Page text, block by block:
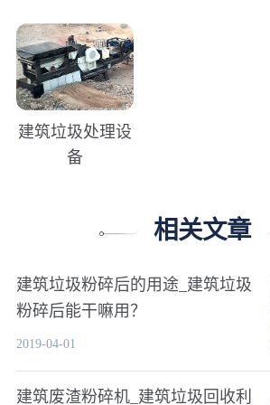
建筑垃圾处理设
备
相关文章
建筑垃圾粉碎后的用途_建筑垃圾
粉碎后能干嘛用？
2019-04-01
建筑废渣粉碎机_建筑垃圾回收利